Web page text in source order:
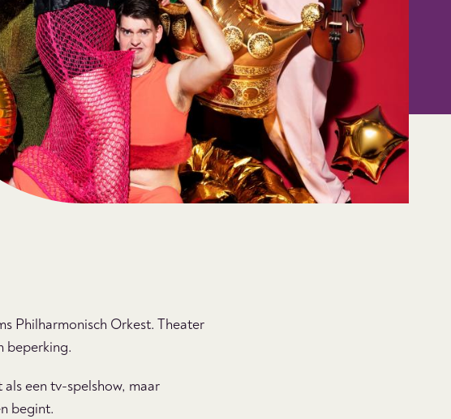
Philharmonisch Orkest. Theater
beperking.
een tv-spelshow, maar
begint.